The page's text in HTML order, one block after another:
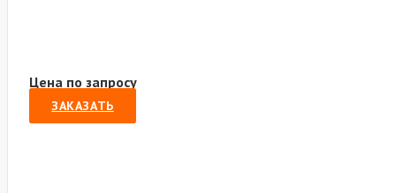
Цена по запросу
ЗАКАЗАТЬ